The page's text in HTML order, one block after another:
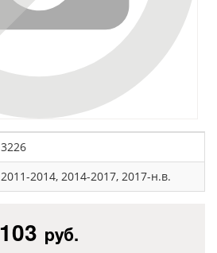
3226
2011-2014, 2014-2017, 2017-н.в.
103 руб.